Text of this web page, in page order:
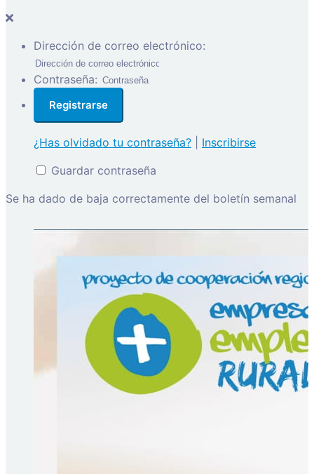
Dirección de correo electrónico:
Contraseña:
¿Has olvidado tu contraseña?
Inscribirse
Guardar contraseña
Se ha dado de baja correctamente del boletín semanal